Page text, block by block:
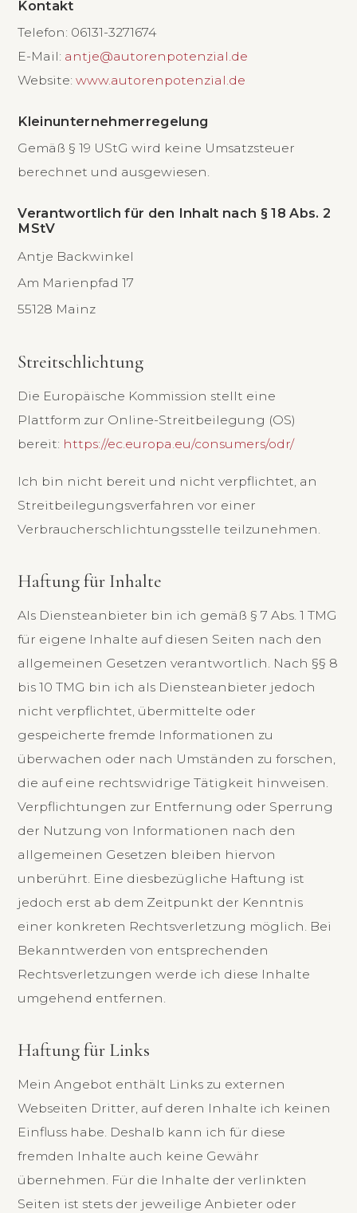
Kontakt
Telefon: 06131-3271674
E-Mail: antje@autorenpotenzial.de
Website:www.autorenpotenzial.de
Kleinunternehmerregelung
Gemäß § 19 UStG wird keine Umsatzsteuer
berechnet und ausgewiesen.
Verantwortlich für den Inhalt nach § 18 Abs. 2
MStV
Antje Backwinkel
Am Marienpfad 17
55128 Mainz
Streitschlichtung
Die Europäische Kommission stellt eine
Plattform zur Online-Streitbeilegung (OS)
bereit: https://ec.europa.eu/consumers/odr/
Ich bin nicht bereit und nicht verpflichtet, an
Streitbeilegungsverfahren vor einer
Verbraucherschlichtungsstelle teilzunehmen.
Haftung für Inhalte
Als Diensteanbieter bin ich gemäß § 7 Abs. 1 TMG
für eigene Inhalte auf diesen Seiten nach den
allgemeinen Gesetzen verantwortlich. Nach §§ 8
bis 10 TMG bin ich als Diensteanbieter jedoch
nicht verpflichtet, übermittelte oder
gespeicherte fremde Informationen zu
überwachen oder nach Umständen zu forschen,
die auf eine rechtswidrige Tätigkeit hinweisen.
Verpflichtungen zur Entfernung oder Sperrung
der Nutzung von Informationen nach den
allgemeinen Gesetzen bleiben hiervon
unberührt. Eine diesbezügliche Haftung ist
jedoch erst ab dem Zeitpunkt der Kenntnis
einer konkreten Rechtsverletzung möglich. Bei
Bekanntwerden von entsprechenden
Rechtsverletzungen werde ich diese Inhalte
umgehend entfernen.
Haftung für Links
Mein Angebot enthält Links zu externen
Webseiten Dritter, auf deren Inhalte ich keinen
Einfluss habe. Deshalb kann ich für diese
fremden Inhalte auch keine Gewähr
übernehmen. Für die Inhalte der verlinkten
Seiten ist stets der jeweilige Anbieter oder